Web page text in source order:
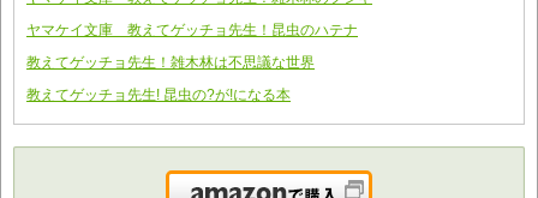
ヤマケイ文庫 教えてゲッチョ先生！昆虫のハテナ
教えてゲッチョ先生！雑木林は不思議な世界
教えてゲッチョ先生! 昆虫の?が!になる本